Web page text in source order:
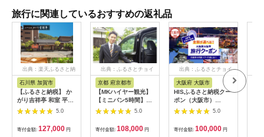
旅行に関連しているおすすめの返礼品
出典：楽天ふるさと納
石川県 加賀市
【ふるさと納税】 か
がり吉祥亭 和室 平日
限定 ペア宿泊券 1泊2
食付 2名 ペア 食事付
温泉 宿泊券 旅行 トラ
ベル 宿泊 宿泊施設 宿
5.0
寄付金額: 127,000 円
出典：ふるさとチョイ
京都 府京都市
【MKハイヤー観光】
【ミニバン5時間】ド
ライバーとめぐるとっ
ておきの京都観光（3
／21-6／20・10／1-
11／30）
5.0
寄付金額: 108,000 円
出典：ふるさとチョイ
大阪府 大阪市
HISふるさと納税クー
ポン（大阪市）
30,000円分_OS039-
5.0
寄付金額: 100,000 円